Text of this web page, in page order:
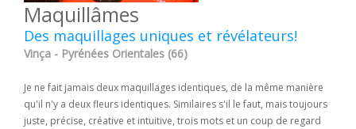
Maquillâmes
Des maquillages uniques et révélateurs!
Vinça - Pyrénées Orientales (66)
Je ne fait jamais deux maquillages identiques, de la même manière
qu'il n'y a deux fleurs identiques. Similaires s'il le faut, mais toujours
juste, précise, créative et intuitive, trois mots et un coup de regard